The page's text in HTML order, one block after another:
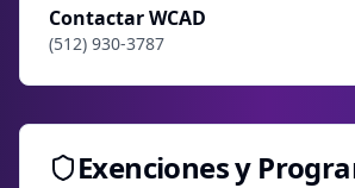
Contactar WCAD
(512) 930-3787
Exenciones y